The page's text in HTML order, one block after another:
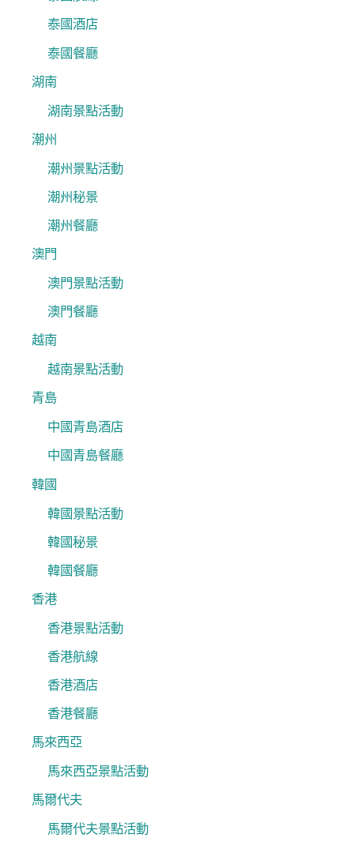
泰國酒店
泰國餐廳
湖南
湖南景點活動
潮州
潮州景點活動
潮州秘景
潮州餐廳
澳門
澳門景點活動
澳門餐廳
越南
越南景點活動
青島
中國青島酒店
中國青島餐廳
韓國
韓國景點活動
韓國秘景
韓國餐廳
香港
香港景點活動
香港航線
香港酒店
香港餐廳
馬來西亞
馬來西亞景點活動
馬爾代夫
馬爾代夫景點活動